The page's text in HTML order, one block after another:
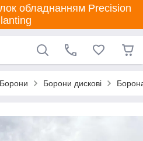
обладнанням Precision
Борони Борони дискові